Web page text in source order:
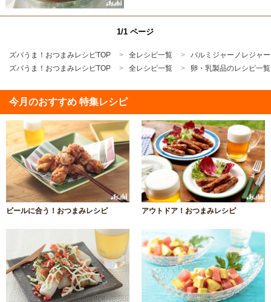
1/1 ページ
ズバうま！おつまみレシピTOP 全レシピ一覧
パルミジャーノレジャ
ズバうま！おつまみレシピTOP
全レシピ一覧 卵・乳製品のレシピ一覧
今月のおすすめ 特集レシピ
ビールに合う！おつまみレシピ アウトドア！おつまみレシピ